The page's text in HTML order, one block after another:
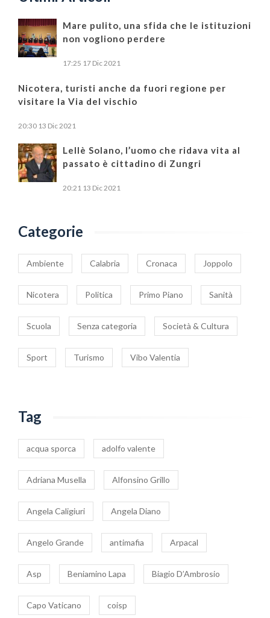
Mare pulito, una sfida che le istituzioni
non vogliono perdere
17:25 17 Dic 2021
Nicotera, turisti anche da fuori regione per
visitare la Via del vischio
20:30 13 Dic 2021
Lellè Solano, l’uomo che ridava vita al
passato è cittadino di Zungri
20:21 13 Dic 2021
Categorie
Ambiente Calabria Cronaca Joppolo
Nicotera Politica Primo Piano Sanità
Scuola Senza categoria Società & Cultura
Sport Turismo Vibo Valentia
Tag
acqua sporca adolfo valente
Adriana Musella Alfonsino Grillo
Angela Caligiuri Angela Diano
Angelo Grande antimafia Arpacal
Asp Beniamino Lapa Biagio D’Ambrosio
Capo Vaticano coisp